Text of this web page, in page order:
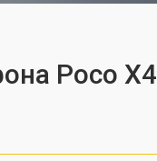
Poco X4